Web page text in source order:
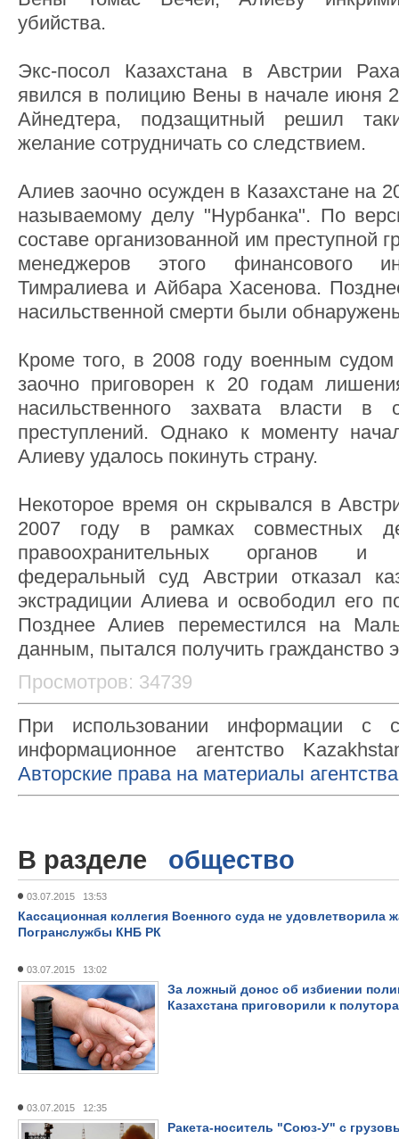
убийства.
Экс-посол Казахстана в Австрии
явился в полицию Вены в начале июня
Айнедтера, подзащитный решил
желание сотрудничать со следствием.
Алиев заочно осужден в Казахстане на
называемому делу "Нурбанка". По
составе организованной им преступной
менеджеров этого финансового
Тимралиева и Айбара Хасенова.
насильственной смерти были
Кроме того, в 2008 году военным
заочно приговорен к 20 годам
насильственного захвата власти
преступлений. Однако к моменту
Алиеву удалось покинуть страну.
Некоторое время он скрывался в
2007 году в рамках совместных
правоохранительных органов и
федеральный суд Австрии отказал
экстрадиции Алиева и освободил его
Позднее Алиев переместился на
данным, пытался получить гражданство
Просмотров: 34739
При использовании информации с
информационное агентство
Авторские права на материалы
В разделе общество
03.07.2015 13:53
Кассационная коллегия Военного суда не удовлетворила
Погранслужбы КНБ РК
03.07.2015 13:02
За ложный донос об избиении
Казахстана приговорили к
03.07.2015 12:35
Ракета-носитель "Союз-У" с